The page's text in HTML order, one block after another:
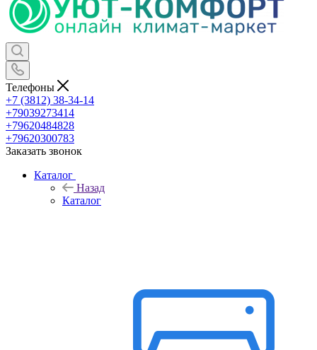
Телефоны
+7 (3812) 38-34-14
+79039273414
+79620484828
+79620300783
Заказать звонок
Каталог
Назад
Каталог